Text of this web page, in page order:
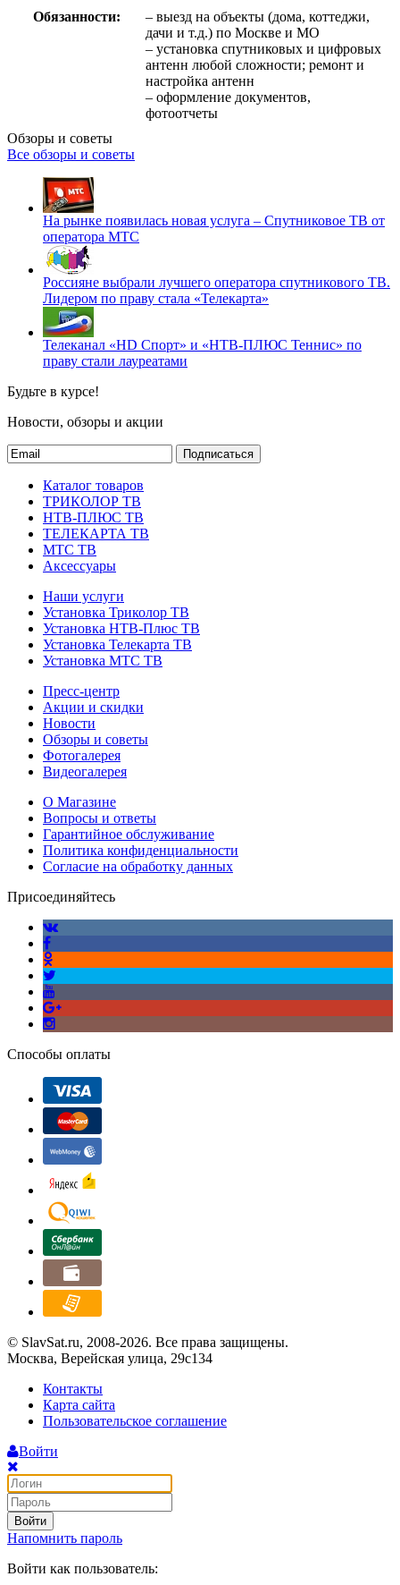
Обязанности:
– выезд на объекты (дома, коттеджи,
дачи и т.д.) по Москве и МО
– установка спутниковых и цифровых
антенн любой сложности; ремонт и
настройка антенн
– оформление документов,
фотоотчеты
Обзоры и советы
Все обзоры и советы
На рынке появилась новая услуга – Спутниковое ТВ от
оператора МТС
Россияне выбрали лучшего оператора спутникового ТВ.
Лидером по праву стала «Телекарта»
Телеканал «HD Спорт» и «НТВ-ПЛЮС Теннис» по
праву стали лауреатами
Будьте в курсе!
Новости, обзоры и акции
Подписаться
Каталог товаров
ТРИКОЛОР ТВ
НТВ-ПЛЮС ТВ
ТЕЛЕКАРТА ТВ
МТС ТВ
Аксессуары
Наши услуги
Установка Триколор ТВ
Установка НТВ-Плюс ТВ
Установка Телекарта ТВ
Установка МТС ТВ
Пресс-центр
Акции и скидки
Новости
Обзоры и советы
Фотогалерея
Видеогалерея
О Магазине
Вопросы и ответы
Гарантийное обслуживание
Политика конфиденциальности
Согласие на обработку данных
Присоединяйтесь
Способы оплаты
© SlavSat.ru, 2008-2026. Все права защищены.
Москва, Верейская улица, 29с134
Контакты
Карта сайта
Пользовательское соглашение
Войти
Войти
Напомнить пароль
Войти как пользователь: